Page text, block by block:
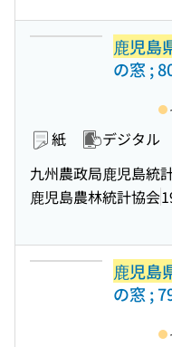
鹿児島
の窓 ;
紙 デジタル
九州農政局鹿児島統
鹿児島農林統計協会
鹿児島
の窓 ;